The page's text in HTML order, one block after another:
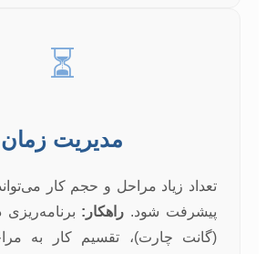
⏳
مدیریت زمان
تعداد زیاد مراحل و حجم کار
پیشرفت شود. راهکار:
(گانت چارت)، تقسیم کار به